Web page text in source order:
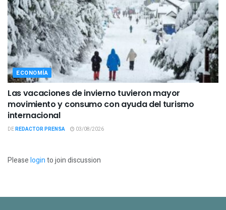
ECONOMÍA
Las vacaciones de invierno tuvieron mayor
movimiento y consumo con ayuda del turismo
internacional
DEREDACTOR PRENSA 03/08/2026
Pleaseloginto join discussion